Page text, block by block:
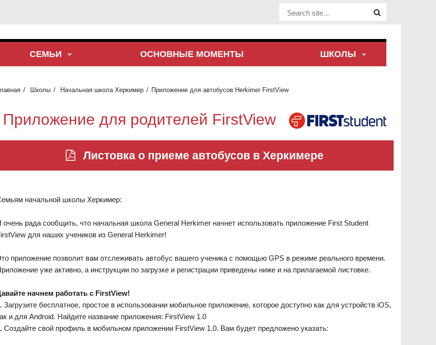
Website Site
СЕМЬИ ОСНОВНЫЕ МОМЕНТЫ ШКОЛЫ
Школы Начальная школа Херкимер Приложение для автобусов Herkimer FirstView
Приложение для родителей FirstView
Листовка о приеме автобусов в Херкимере
начальной школы Херкимер:
очень рада сообщить, что начальная школа General Herkimer начнет использовать приложение First Student
для наших учеников из General Herkimer!
приложение позволит вам отслеживать автобус вашего ученика с помощью GPS в режиме реального времени.
уже активно, а инструкции по загрузке и регистрации приведены ниже и на прилагаемой листовке.
начнем работать с FirstView!
Загрузите бесплатное, простое в использовании мобильное приложение, которое доступно как для устройств iOS,
и для Android. Найдите название приложения: FirstView 1.0
Создайте свой профиль в мобильном приложении FirstView 1.0. Вам будет предложено указать: